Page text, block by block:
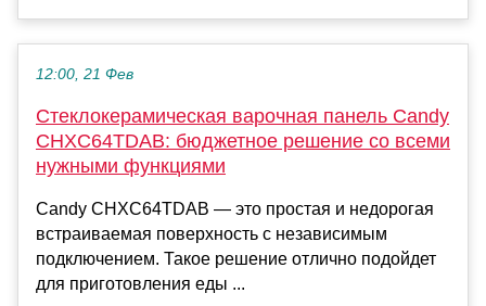
12:00, 21 Фев
Стеклокерамическая варочная панель Candy
CHXC64TDAB: бюджетное решение со всеми
нужными функциями
Candy CHXC64TDAB — это простая и недорогая
встраиваемая поверхность с независимым
подключением. Такое решение отлично подойдет
для приготовления еды ...